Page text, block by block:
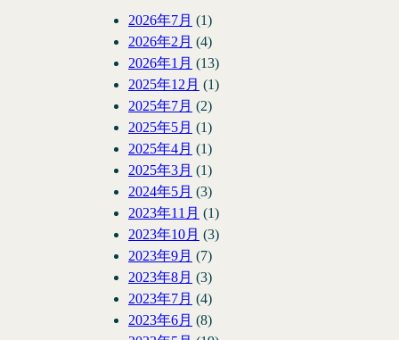
2026年7月 (1)
2026年2月 (4)
2026年1月 (13)
2025年12月 (1)
2025年7月 (2)
2025年5月 (1)
2025年4月 (1)
2025年3月 (1)
2024年5月 (3)
2023年11月 (1)
2023年10月 (3)
2023年9月 (7)
2023年8月 (3)
2023年7月 (4)
2023年6月 (8)